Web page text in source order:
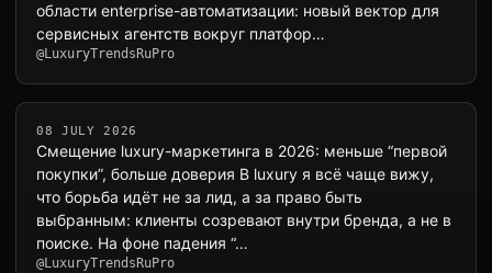
области enterprise-автоматизации: новый вектор для
сервисных агентств вокруг платфор…
@LuxuryTrendsRuPro
08 JULY 2026
Смещение luxury-маркетинга в 2026: меньше “первой
покупки”, больше доверия В luxury я всё чаще вижу,
что борьба идёт не за лид, а за право быть
выбранным: клиенты созревают внутри бренда, а не в
поиске. На фоне падения “…
@LuxuryTrendsRuPro